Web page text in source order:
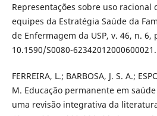
Representações sobre uso racional
equipes da Estratégia Saúde da
de Enfermagem da USP, v. 46, n. 6,
10.1590/S0080-62342012000600021.
FERREIRA, L.; BARBOSA, J. S. A.;
M. Educação permanente em
uma revisão integrativa da